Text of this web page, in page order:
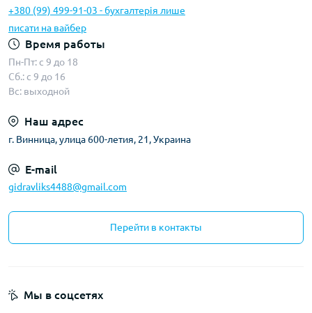
+380 (99) 499-91-03 - бухгалтерія лише
писати на вайбер
Время работы
Пн-Пт: с 9 до 18
Сб.: с 9 до 16
Вс: выходной
Наш адрес
г. Винница, улица 600-летия, 21, Украина
E-mail
gidravliks4488@gmail.com
Перейти в контакты
Мы в соцсетях